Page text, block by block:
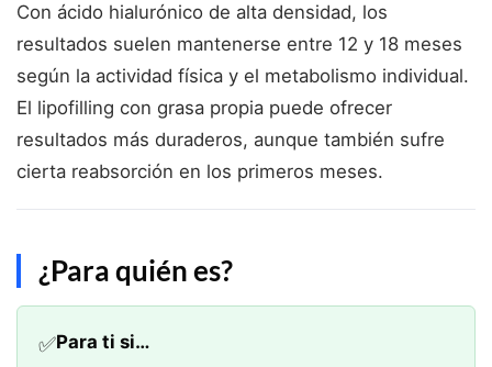
Con ácido hialurónico de alta densidad, los
resultados suelen mantenerse entre 12 y 18 meses
según la actividad física y el metabolismo individual.
El lipofilling con grasa propia puede ofrecer
resultados más duraderos, aunque también sufre
cierta reabsorción en los primeros meses.
¿Para quién es?
✅Para ti si…